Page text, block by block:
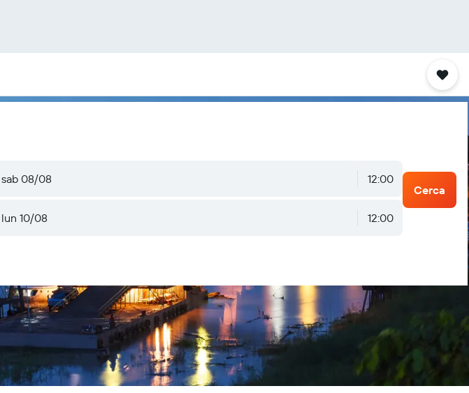
sab 08/08 12:00
lun 10/08 12:00
Cerca